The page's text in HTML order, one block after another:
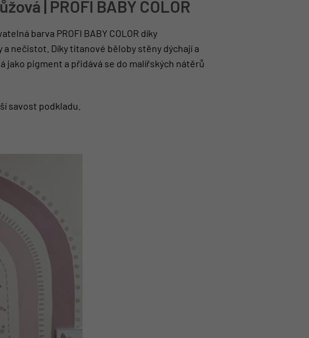
| PROFI BABY COLOR
barva PROFI BABY COLOR díky
a nečistot. Díky titanové běloby stěny dýchají a
jako pigment a přidává se do malířských nátěrů
savost podkladu.